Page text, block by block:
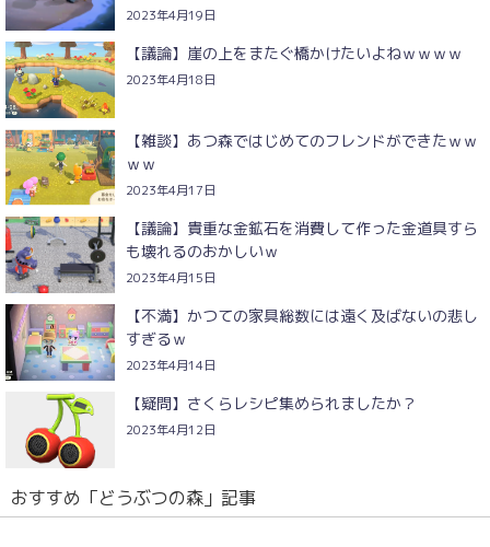
2023年4月19日
【議論】崖の上をまたぐ橋かけたいよねｗｗｗｗ
2023年4月18日
【雑談】あつ森ではじめてのフレンドができたｗｗ
ｗｗ
2023年4月17日
【議論】貴重な金鉱石を消費して作った金道具すら
も壊れるのおかしいｗ
2023年4月15日
【不満】かつての家具総数には遠く及ばないの悲し
すぎるｗ
2023年4月14日
【疑問】さくらレシピ集められましたか？
2023年4月12日
おすすめ「どうぶつの森」記事